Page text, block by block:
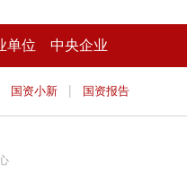
单位 中央企业
国资小新 | 国资报告